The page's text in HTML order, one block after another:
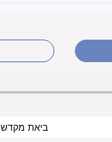
Download audio - ביאת מקדש